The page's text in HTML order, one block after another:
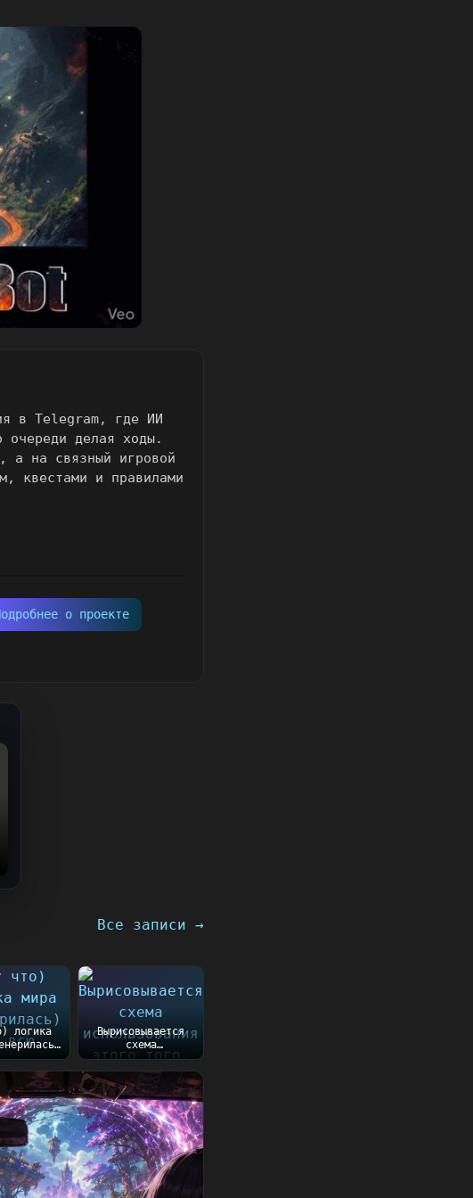
в Telegram, где ИИ
очереди делая ходы.
а на связный игровой
квестами и правилами
о проекте
Все записи →
логика
5...
Вырисовывается
схема
использования
этого того, что
пишу сейчас....